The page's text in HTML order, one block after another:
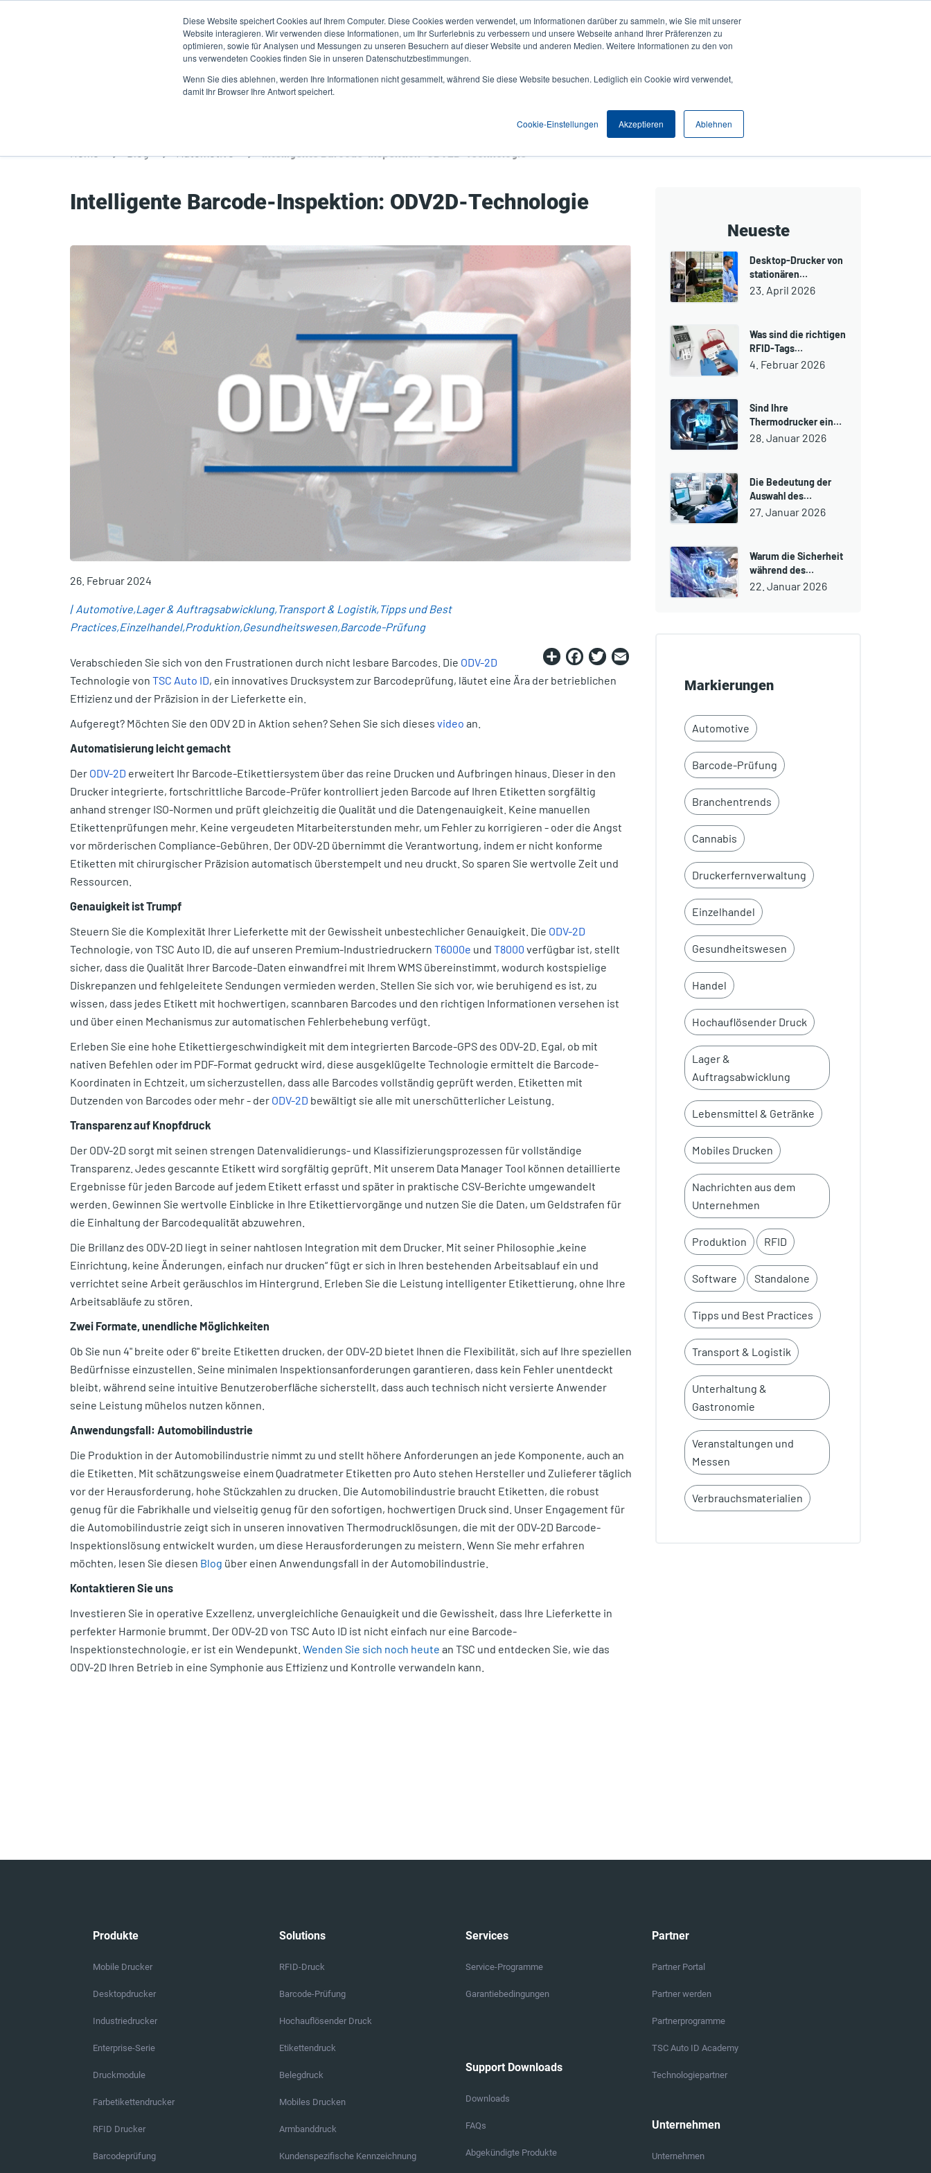
Diese Website speichert Cookies auf Ihrem Computer. Diese Cookies werden verwendet, um Informationen darüber zu sammeln, wie Sie mit unserer
Website interagieren. Wir verwenden diese Informationen, um Ihr Surferlebnis zu verbessern und unsere Webseite anhand Ihrer Präferenzen zu
optimieren, sowie für Analysen und Messungen zu unseren Besuchern auf dieser Website und anderen Medien. Weitere Informationen zu den von
uns verwendeten Cookies finden Sie in unseren Datenschutzbestimmungen.
Wenn Sie dies ablehnen, werden Ihre Informationen nicht gesammelt, während Sie diese Website besuchen. Lediglich ein Cookie wird verwendet,
damit Ihr Browser Ihre Antwort speichert.
Cookie-Einstellungen Akzeptieren Ablehnen
User
account
menu
Aktuelles & Veranstaltungen Unternehmen
User
Anmelden / Registrieren
Home Blog Automotive Intelligente Barcode-Inspektion: ODV2D-Technologie
Intelligente Barcode-Inspektion: ODV2D-Technologie
26. Februar 2024
Automotive Lager & Auftragsabwicklung Transport & Logistik Tipps und Best
Practices Einzelhandel Produktion Gesundheitswesen Barcode-Prüfung
Share
Facebook
Twitter
Email
Verabschieden Sie sich von den Frustrationen durch nicht lesbare Barcodes. Die ODV-2D
Technologie von TSC Auto ID, ein innovatives Drucksystem zur Barcodeprüfung, läutet eine Ära der betrieblichen
Effizienz und der Präzision in der Lieferkette ein.
Aufgeregt? Möchten Sie den ODV 2D in Aktion sehen? Sehen Sie sich dieses video an.
Automatisierung leicht gemacht
Der ODV-2D erweitert Ihr Barcode-Etikettiersystem über das reine Drucken und Aufbringen hinaus. Dieser in den
Drucker integrierte, fortschrittliche Barcode-Prüfer kontrolliert jeden Barcode auf Ihren Etiketten sorgfältig
anhand strenger ISO-Normen und prüft gleichzeitig die Qualität und die Datengenauigkeit. Keine manuellen
Etikettenprüfungen mehr. Keine vergeudeten Mitarbeiterstunden mehr, um Fehler zu korrigieren - oder die Angst
vor mörderischen Compliance-Gebühren. Der ODV-2D übernimmt die Verantwortung, indem er nicht konforme
Etiketten mit chirurgischer Präzision automatisch überstempelt und neu druckt. So sparen Sie wertvolle Zeit und
Ressourcen.
Genauigkeit ist Trumpf
Steuern Sie die Komplexität Ihrer Lieferkette mit der Gewissheit unbestechlicher Genauigkeit. Die ODV-2D
Technologie, von TSC Auto ID, die auf unseren Premium-Industriedruckern T6000e und T8000 verfügbar ist, stellt
sicher, dass die Qualität Ihrer Barcode-Daten einwandfrei mit Ihrem WMS übereinstimmt, wodurch kostspielige
Diskrepanzen und fehlgeleitete Sendungen vermieden werden. Stellen Sie sich vor, wie beruhigend es ist, zu
wissen, dass jedes Etikett mit hochwertigen, scannbaren Barcodes und den richtigen Informationen versehen ist
und über einen Mechanismus zur automatischen Fehlerbehebung verfügt.
Erleben Sie eine hohe Etikettiergeschwindigkeit mit dem integrierten Barcode-GPS des ODV-2D. Egal, ob mit
nativen Befehlen oder im PDF-Format gedruckt wird, diese ausgeklügelte Technologie ermittelt die Barcode-
Koordinaten in Echtzeit, um sicherzustellen, dass alle Barcodes vollständig geprüft werden. Etiketten mit
Dutzenden von Barcodes oder mehr - der ODV-2D bewältigt sie alle mit unerschütterlicher Leistung.
Transparenz auf Knopfdruck
Der ODV-2D sorgt mit seinen strengen Datenvalidierungs- und Klassifizierungsprozessen für vollständige
Transparenz. Jedes gescannte Etikett wird sorgfältig geprüft. Mit unserem Data Manager Tool können detaillierte
Ergebnisse für jeden Barcode auf jedem Etikett erfasst und später in praktische CSV-Berichte umgewandelt
werden. Gewinnen Sie wertvolle Einblicke in Ihre Etikettiervorgänge und nutzen Sie die Daten, um Geldstrafen für
die Einhaltung der Barcodequalität abzuwehren.
Die Brillanz des ODV-2D liegt in seiner nahtlosen Integration mit dem Drucker. Mit seiner Philosophie „keine
Einrichtung, keine Änderungen, einfach nur drucken“ fügt er sich in Ihren bestehenden Arbeitsablauf ein und
verrichtet seine Arbeit geräuschlos im Hintergrund. Erleben Sie die Leistung intelligenter Etikettierung, ohne Ihre
Arbeitsabläufe zu stören.
Zwei Formate, unendliche Möglichkeiten
Ob Sie nun 4" breite oder 6" breite Etiketten drucken, der ODV-2D bietet Ihnen die Flexibilität, sich auf Ihre speziellen
Bedürfnisse einzustellen. Seine minimalen Inspektionsanforderungen garantieren, dass kein Fehler unentdeckt
bleibt, während seine intuitive Benutzeroberfläche sicherstellt, dass auch technisch nicht versierte Anwender
seine Leistung mühelos nutzen können.
Anwendungsfall: Automobilindustrie
Die Produktion in der Automobilindustrie nimmt zu und stellt höhere Anforderungen an jede Komponente, auch an
die Etiketten. Mit schätzungsweise einem Quadratmeter Etiketten pro Auto stehen Hersteller und Zulieferer täglich
vor der Herausforderung, hohe Stückzahlen zu drucken. Die Automobilindustrie braucht Etiketten, die robust
genug für die Fabrikhalle und vielseitig genug für den sofortigen, hochwertigen Druck sind. Unser Engagement für
die Automobilindustrie zeigt sich in unseren innovativen Thermodrucklösungen, die mit der ODV-2D Barcode-
Inspektionslösung entwickelt wurden, um diese Herausforderungen zu meistern. Wenn Sie mehr erfahren
möchten, lesen Sie diesen Blog über einen Anwendungsfall in der Automobilindustrie.
Kontaktieren Sie uns
Investieren Sie in operative Exzellenz, unvergleichliche Genauigkeit und die Gewissheit, dass Ihre Lieferkette in
perfekter Harmonie brummt. Der ODV-2D von TSC Auto ID ist nicht einfach nur eine Barcode-
Inspektionstechnologie, er ist ein Wendepunkt. Wenden Sie sich noch heute an TSC und entdecken Sie, wie das
ODV-2D Ihren Betrieb in eine Symphonie aus Effizienz und Kontrolle verwandeln kann.
Neueste
Desktop-Drucker von
stationären…
23. April 2026
Was sind die richtigen
RFID-Tags…
4. Februar 2026
Sind Ihre
Thermodrucker ein…
28. Januar 2026
Die Bedeutung der
Auswahl des…
27. Januar 2026
Warum die Sicherheit
während des…
22. Januar 2026
Markierungen
Automotive
Barcode-Prüfung
Branchentrends
Cannabis
Druckerfernverwaltung
Einzelhandel
Gesundheitswesen
Handel
Hochauflösender Druck
Lager &
Auftragsabwicklung
Lebensmittel & Getränke
Mobiles Drucken
Nachrichten aus dem
Unternehmen
Produktion RFID
Software Standalone
Tipps und Best Practices
Transport & Logistik
Unterhaltung &
Gastronomie
Veranstaltungen und
Messen
Verbrauchsmaterialien
Produkte
Mobile Drucker
Desktopdrucker
Industriedrucker
Enterprise-Serie
Druckmodule
Farbetikettendrucker
RFID Drucker
Barcodeprüfung
Solutions
RFID-Druck
Barcode-Prüfung
Hochauflösender Druck
Etikettendruck
Belegdruck
Mobiles Drucken
Armbanddruck
Kundenspezifische Kennzeichnung
Services
Service-Programme
Garantiebedingungen
Support Downloads
Downloads
FAQs
Abgekündigte Produkte
Partner
Partner Portal
Partner werden
Partnerprogramme
TSC Auto ID Academy
Technologiepartner
Unternehmen
Unternehmen